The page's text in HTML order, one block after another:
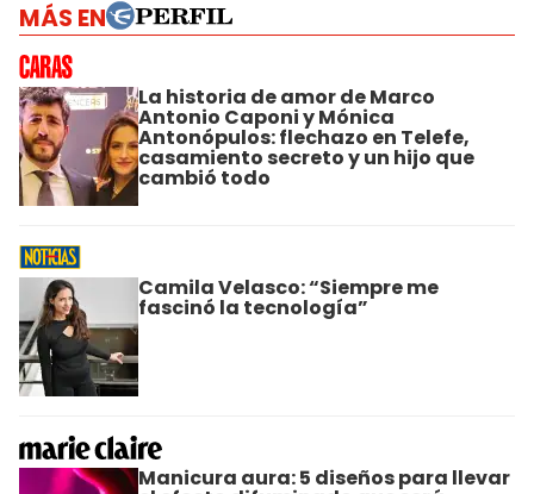
MÁS EN
La historia de amor de Marco
Antonio Caponi y Mónica
Antonópulos: flechazo en Telefe,
casamiento secreto y un hijo que
cambió todo
Camila Velasco: “Siempre me
fascinó la tecnología”
Manicura aura: 5 diseños para llevar